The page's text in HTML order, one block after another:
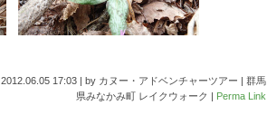
2012.06.05 17:03 | by カヌー・アドベンチャーツアー | 群馬
県みなかみ町 レイクウォーク | Perma Link